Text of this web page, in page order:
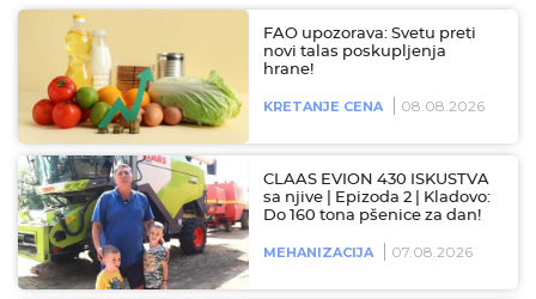
FAO upozorava: Svetu preti
novi talas poskupljenja
hrane!
KRETANJE CENA 08.08.2026
CLAAS EVION 430 ISKUSTVA
sa njive | Epizoda 2 | Kladovo:
Do 160 tona pšenice za dan!
MEHANIZACIJA 07.08.2026